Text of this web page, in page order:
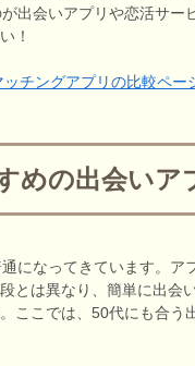
出会いアプリや恋活サー
！
チングアプリの比較ペー
めの出会いア
になってきています。
とは異なり、簡単に出会
ここでは、50代にも合う